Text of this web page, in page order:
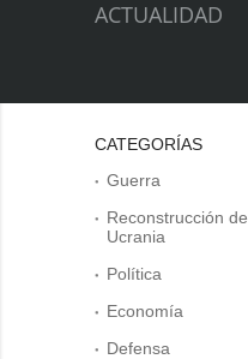
ACTUALIDAD
CATEGORÍAS
Guerra
Reconstrucción de
Ucrania
Política
Economía
Defensa